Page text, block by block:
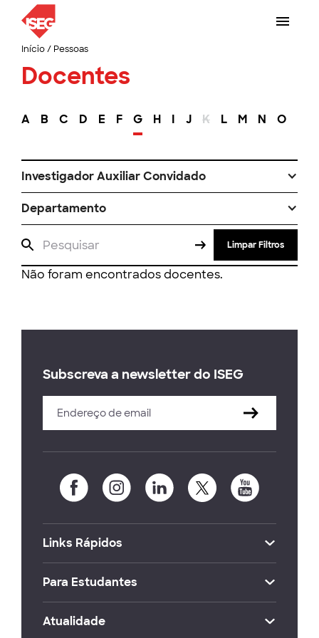
Início/ Pessoas
Docentes
A B C D E F G H I J K L M N O
Investigador Auxiliar Convidado
Departamento
Limpar Filtros
Não foram encontrados docentes.
Subscreva a newsletter do ISEG
Links Rápidos
Para Estudantes
Atualidade